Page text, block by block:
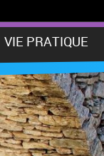
VIE PRATIQUE